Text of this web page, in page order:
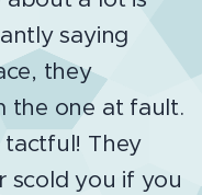
saying
they
the one at fault.
tactful! They
scold you if you